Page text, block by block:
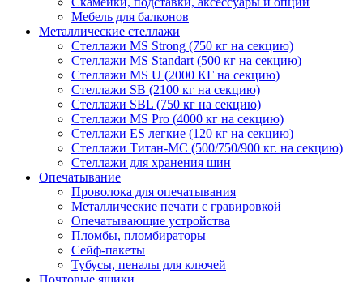
Мебель для балконов
Металлические стеллажи
Стеллажи MS Strong (750 кг на секцию)
Стеллажи MS Standart (500 кг на секцию)
Стеллажи MS U (2000 КГ на секцию)
Стеллажи SB (2100 кг на секцию)
Стеллажи SBL (750 кг на секцию)
Стеллажи MS Pro (4000 кг на секцию)
Стеллажи ES легкие (120 кг на секцию)
Стеллажи Титан-МС (500/750/900 кг. на секцию)
Стеллажи для хранения шин
Опечатывание
Проволока для опечатывания
Металлические печати с гравировкой
Опечатывающие устройства
Пломбы, пломбираторы
Сейф-пакеты
Тубусы, пеналы для ключей
Почтовые ящики